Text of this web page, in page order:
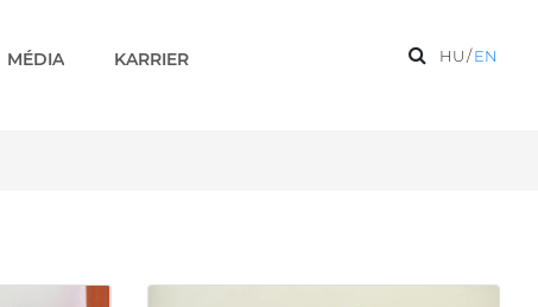
MÉDIA KARRIER HU/EN
mérések) -